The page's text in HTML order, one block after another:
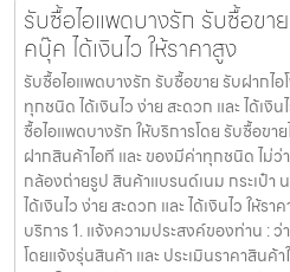
รับซื้อไอแพดบางรัก รับซื้อขา
คบุ๊ค ได้เงินไว ให้ราคาสูง
รับซื้อไอแพดบางรัก รับซื้อขาย รับฝากไ
ทุกชนิด ได้เงินไว ง่าย สะดวก และ ได้เงิ
ซื้อไอแพดบางรัก ให้บริการโดย รับซื้อขา
ฝากสินค้าไอที และ ของมีค่าทุกชนิด ไม่ว่
กล้องถ่ายรูป สินค้าแบรนด์เนม กระเป๋า
ได้เงินไว ง่าย สะดวก และ ได้เงินไว ให้ร
บริการ 1. แจ้งความประสงค์ของท่าน :
โดยแจ้งรุ่นสินค้า และ ประเมินราคาสิน